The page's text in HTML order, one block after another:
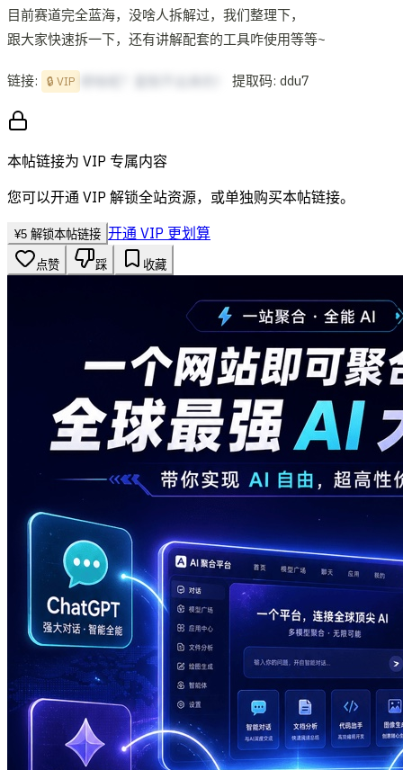
目前赛道完全蓝海，没啥人拆解过，我们整理下，
跟大家快速拆一下，还有讲解配套的工具咋使用等等~
链接: 🔒 VIP 提取码: ddu7
本帖链接为 VIP 专属内容
您可以开通 VIP 解锁全站资源，或单独购买本帖链接。
¥5 解锁本帖链接 开通 VIP 更划算
点赞 踩 收藏